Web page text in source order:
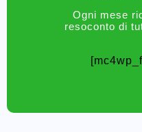
Ogni mese
resoconto di